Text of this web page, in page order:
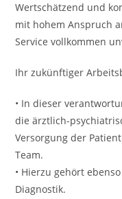
Wertschätzend und
mit hohem Anspruch
Service vollkommen
Ihr zukünftiger
• In dieser
die ärztlich-
Versorgung der
Team.
• Hierzu gehört
Diagnostik.